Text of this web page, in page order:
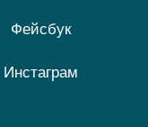
Фейсбук
Инстаграм